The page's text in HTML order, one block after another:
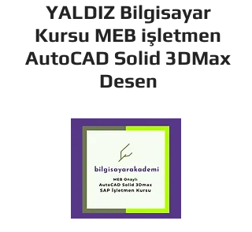
YALDIZ Bilgisayar
Kursu MEB işletmen
AutoCAD Solid 3DMax
Desen